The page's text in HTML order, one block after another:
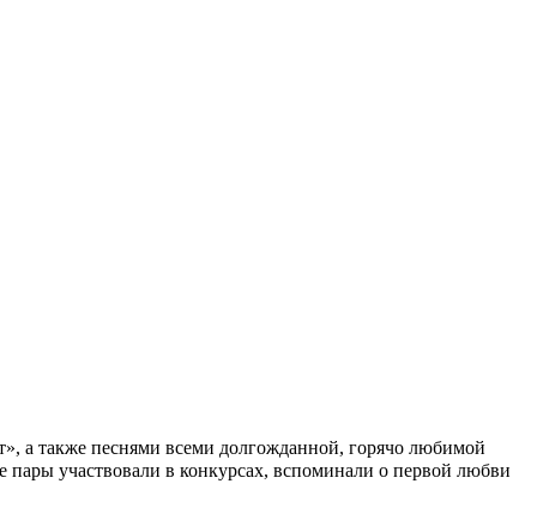
а также песнями всеми долгожданной, горячо любимой
участвовали в конкурсах, вспоминали о первой любви